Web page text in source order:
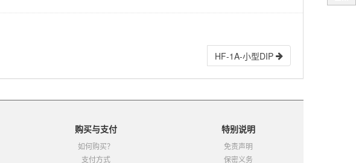
HF-1A-小型DIP
购买与支付
如何购买？
支付方式
特别说明
免责声明
保密义务